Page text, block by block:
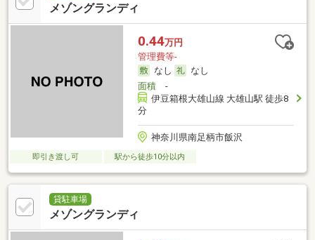
メゾングランディ
0.44万円
管理費等-
なし
なし
面積-
伊豆箱根大雄山線 大雄山駅 徒歩8
分
神奈川県南足柄市飯沢
即引き渡し可 駅から徒歩10分以内
貸駐車場
メゾングランディ